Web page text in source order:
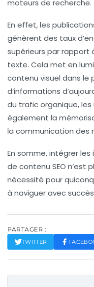
moteurs de recherche.
En effet, les
génèrent des taux
supérieurs par rapport
texte. Cela met en
contenu visuel dans le
d’informations
du trafic organique, les
également la
la communication des
En somme, intégrer
de contenu SEO n’est
nécessité pour
à naviguer avec
PARTAGER :
TWITTER